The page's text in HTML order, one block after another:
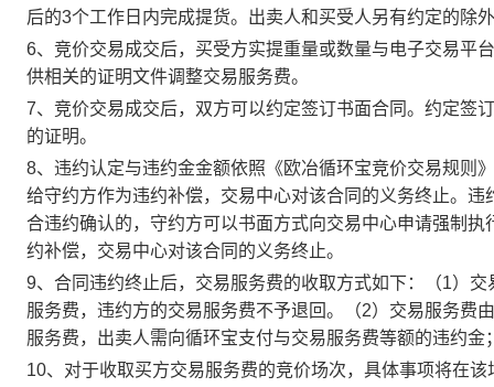
后的3个工作日内完成提货。出卖人和买受人另有约定的除
6、竞价交易成交后，买受方实提重量或数量与电子交易平
供相关的证明文件调整交易服务费。
7、竞价交易成交后，双方可以约定签订书面合同。约定签
的证明。
8、违约认定与违约金金额依照《欧冶循环宝竞价交易规则
给守约方作为违约补偿，交易中心对该合同的义务终止。
合违约确认的，守约方可以书面方式向交易中心申请强制
约补偿，交易中心对该合同的义务终止。
9、合同违约终止后，交易服务费的收取方式如下：（1）
服务费，违约方的交易服务费不予退回。（2）交易服务费
服务费，出卖人需向循环宝支付与交易服务费等额的违约
10、对于收取买方交易服务费的竞价场次，具体事项将在